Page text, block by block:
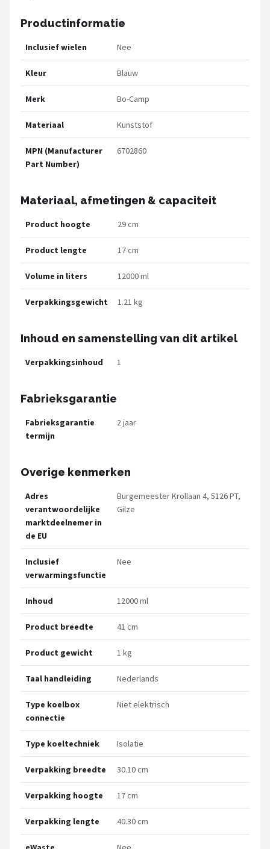
Productinformatie
Inclusief wielen Nee
Kleur Blauw
Merk Bo-Camp
Materiaal Kunststof
MPN (Manufacturer
Part Number)
6702860
Materiaal, afmetingen & capaciteit
Product hoogte 29 cm
Product lengte 17 cm
Volume in liters 12000 ml
Verpakkingsgewicht 1.21 kg
Inhoud en samenstelling van dit artikel
Verpakkingsinhoud 1
Fabrieksgarantie
Fabrieksgarantie
termijn
2 jaar
Overige kenmerken
Adres
verantwoordelijke
marktdeelnemer in
de EU
Burgemeester Krollaan 4, 5126 PT,
Gilze
Inclusief
verwarmingsfunctie
Nee
Inhoud 12000 ml
Product breedte 41 cm
Product gewicht 1 kg
Taal handleiding Nederlands
Type koelbox
connectie
Niet elektrisch
Type koeltechniek Isolatie
Verpakking breedte 30.10 cm
Verpakking hoogte 17 cm
Verpakking lengte 40.30 cm